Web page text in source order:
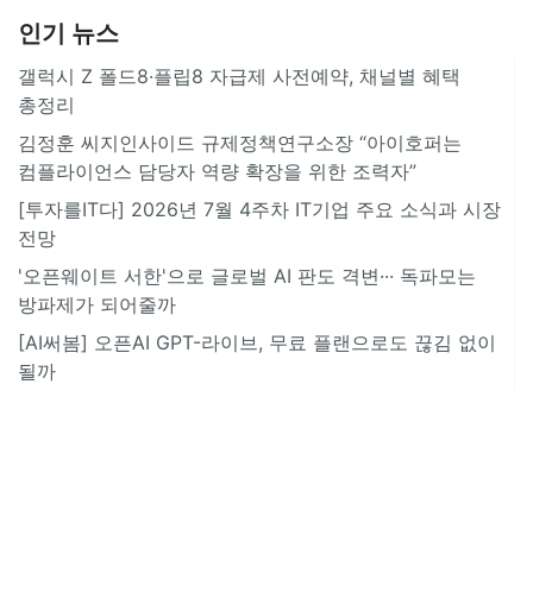
인기 뉴스
갤럭시 Z 폴드8·플립8 자급제 사전예약, 채널별 혜택
총정리
김정훈 씨지인사이드 규제정책연구소장 “아이호퍼는
컴플라이언스 담당자 역량 확장을 위한 조력자”
[투자를IT다] 2026년 7월 4주차 IT기업 주요 소식과 시장
전망
'오픈웨이트 서한'으로 글로벌 AI 판도 격변··· 독파모는
방파제가 되어줄까
[AI써봄] 오픈AI GPT-라이브, 무료 플랜으로도 끊김 없이
될까